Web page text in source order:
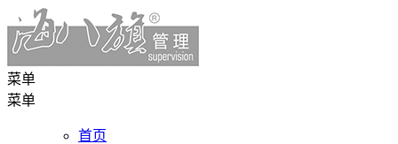
菜单
菜单
首页